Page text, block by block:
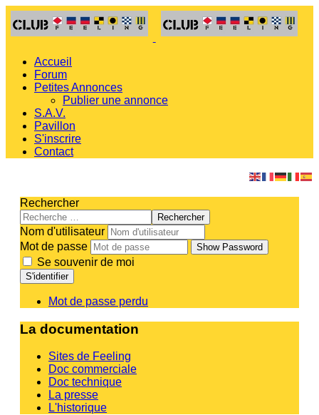
Accueil
Forum
Petites Annonces
Publier une annonce
S.A.V.
Pavillon
S'inscrire
Contact
Rechercher
Rechercher
Nom d'utilisateur
Mot de passe
Show Password
Se souvenir de moi
S'identifier
Mot de passe perdu
La documentation
Sites de Feeling
Doc commerciale
Doc technique
La presse
L'historique